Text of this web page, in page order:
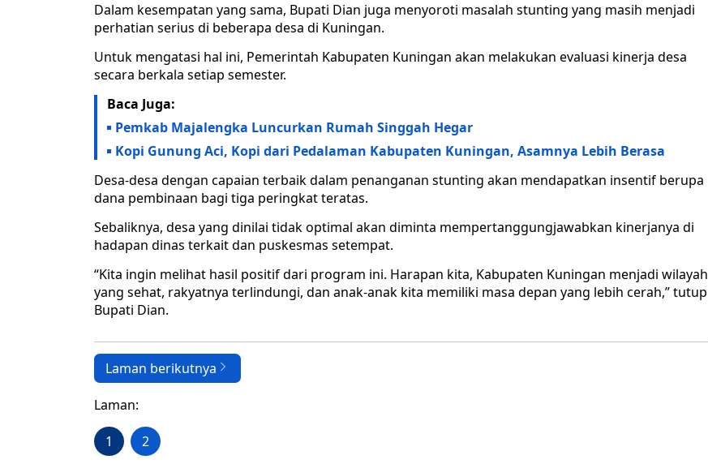
Dalam kesempatan yang sama, Bupati Dian juga menyoroti masalah stunting yang masih menjadi
perhatian serius di beberapa desa di Kuningan.
Untuk mengatasi hal ini, Pemerintah Kabupaten Kuningan akan melakukan evaluasi kinerja desa
secara berkala setiap semester.
Baca Juga:
Pemkab Majalengka Luncurkan Rumah Singgah Hegar
Kopi Gunung Aci, Kopi dari Pedalaman Kabupaten Kuningan, Asamnya Lebih Berasa
Desa-desa dengan capaian terbaik dalam penanganan stunting akan mendapatkan insentif berupa
dana pembinaan bagi tiga peringkat teratas.
Sebaliknya, desa yang dinilai tidak optimal akan diminta mempertanggungjawabkan kinerjanya di
hadapan dinas terkait dan puskesmas setempat.
“Kita ingin melihat hasil positif dari program ini. Harapan kita, Kabupaten Kuningan menjadi wilayah
yang sehat, rakyatnya terlindungi, dan anak-anak kita memiliki masa depan yang lebih cerah,” tutup
Bupati Dian.
Laman berikutnya
Laman:
1 2